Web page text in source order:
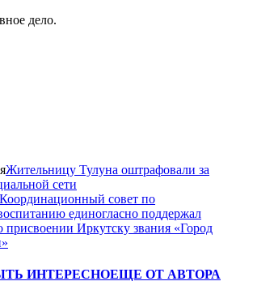
дело.
Жительницу Тулуна оштрафовали за
сети
Координационный совет по
единогласно поддержал
присвоении Иркутску звания «Город
ИНТЕРЕСНОЕЩЕ ОТ АВТОРА